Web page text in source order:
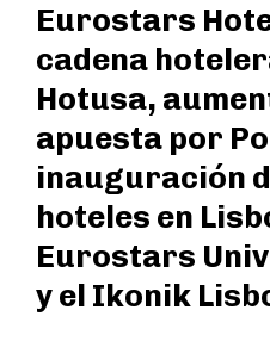
Eurostars
cadena
Hotusa,
apuesta por
inauguración
hoteles en
Eurostars
y el Ikonik